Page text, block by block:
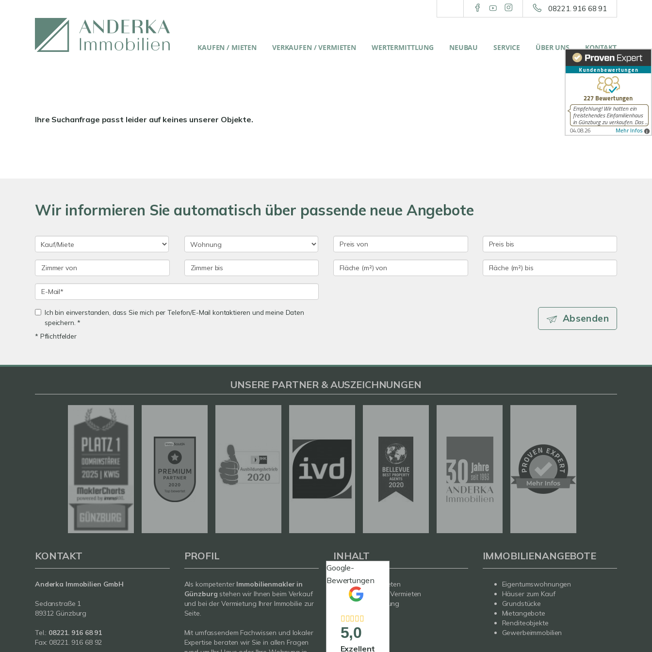
08221. 916 68 91
KAUFEN / MIETEN VERKAUFEN / VERMIETEN WERTERMITTLUNG NEUBAU SERVICE ÜBER UNS KONTAKT
Ihre Suchanfrage passt leider auf keines unserer Objekte.
Wir informieren Sie automatisch über passende neue Angebote
Ich bin einverstanden, dass Sie mich per Telefon/E-Mail kontaktieren und meine Daten
speichern. *
* Pflichtfelder
Absenden
Google-
Bewertungen
5,0
Exzellent
UNSERE PARTNER & AUSZEICHNUNGEN
KONTAKT
Anderka Immobilien GmbH
Sedanstraße 1
89312 Günzburg
Tel.: 08221. 916 68 91
Fax: 08221. 916 68 92
PROFIL
Als kompetenter Immobilienmakler in
Günzburg stehen wir Ihnen beim Verkauf
und bei der Vermietung Ihrer Immobilie zur
Seite.
Mit umfassendem Fachwissen und lokaler
Expertise beraten wir Sie in allen Fragen
INHALT
Kaufen / Mieten
Verkaufen / Vermieten
Wertermittlung
Service
Über uns
IMMOBILIENANGEBOTE
Eigentumswohnungen
Häuser zum Kauf
Grundstücke
Mietangebote
Renditeobjekte
Gewerbeimmobilien